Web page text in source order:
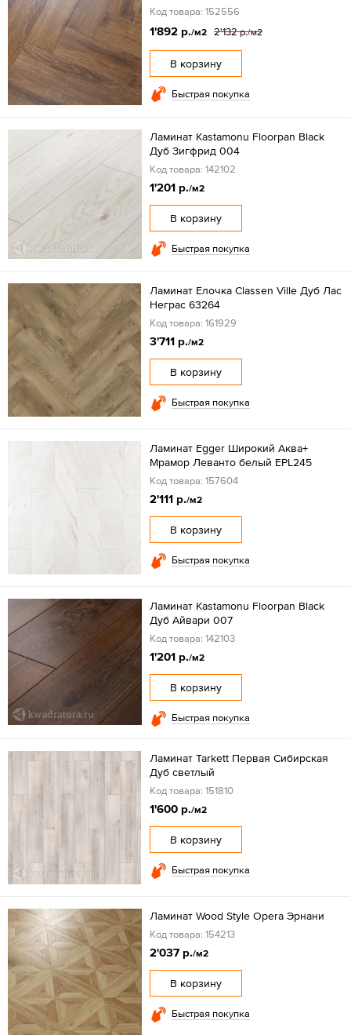
Код товара: 152556
1'892 р./м2 2'132 р./м2
В корзину
Быстрая покупка
Ламинат Kastamonu Floorpan Black
Дуб Зигфрид 004
Код товара: 142102
1'201 р./м2
В корзину
Быстрая покупка
Ламинат Елочка Classen Ville Дуб Лас
Неграс 63264
Код товара: 161929
3'711 р./м2
В корзину
Быстрая покупка
Ламинат Egger Широкий Аква+
Мрамор Леванто белый EPL245
Код товара: 157604
2'111 р./м2
В корзину
Быстрая покупка
Ламинат Kastamonu Floorpan Black
Дуб Айвари 007
Код товара: 142103
1'201 р./м2
В корзину
Быстрая покупка
Ламинат Tarkett Первая Сибирская
Дуб светлый
Код товара: 151810
1'600 р./м2
В корзину
Быстрая покупка
Ламинат Wood Style Opera Эрнани
Код товара: 154213
2'037 р./м2
В корзину
Быстрая покупка